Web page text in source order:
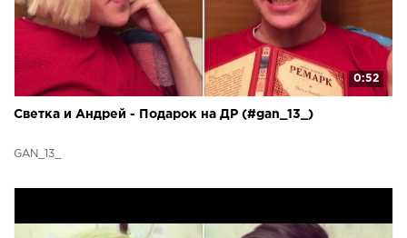
0:52
Светка и Андрей - Подарок на ДР (#gan_13_)
GAN_13_